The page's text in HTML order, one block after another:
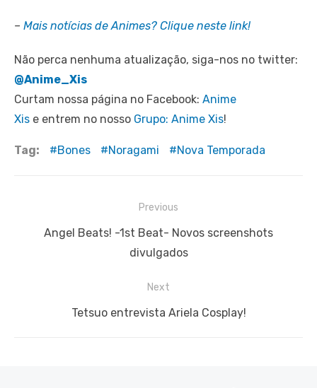
– Mais notícias de Animes? Clique neste link!
Não perca nenhuma atualização, siga-nos no twitter:
@Anime_Xis
Curtam nossa página no Facebook: Anime
Xis e entrem no nosso Grupo: Anime Xis!
Tag: Bones Noragami Nova Temporada
Previous
Previous
Angel Beats! -1st Beat- Novos screenshots
divulgados
Next
Next
Tetsuo entrevista Ariela Cosplay!